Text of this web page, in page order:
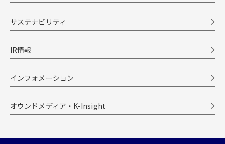
サステナビリティ
IR情報
インフォメーション
オウンドメディア・K-Insight